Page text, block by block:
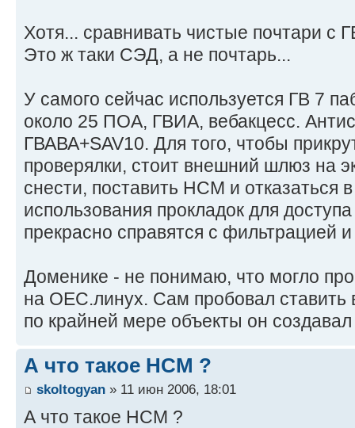
Хотя... сравнивать чистые почтари с
Это ж таки СЭД, а не почтарь...
У самого сейчас используется ГВ 7
около 25 ПОА, ГВИА, вебакцесс.
ГВАВА+SAV10. Для того, чтобы
проверялки, стоит внешний шлюз на
снести, поставить НСМ и отказаться
использования прокладок для
прекрасно справятся с фильтрацией
Доменике - не понимаю, что могло
на ОЕС.линух. Сам пробовал ставить
по крайней мере объекты он
А что такое НСМ ?
skoltogyan » 11 июн 2006, 18:01
А что такое НСM ?